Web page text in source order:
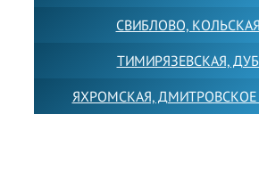
СВИБЛОВО,
ТИМИРЯЗЕВСКАЯ,
ЯХРОМСКАЯ, ДМИТРОВСКОЕ